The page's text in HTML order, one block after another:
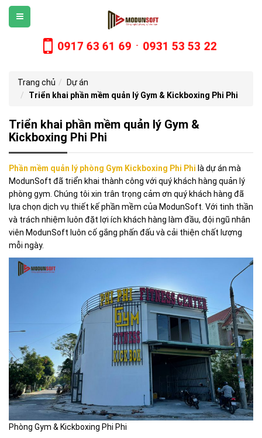
0917 63 61 69 - 0931 53 53 22
Trang chủ
Dự án
Triển khai phần mềm quản lý Gym & Kickboxing Phi Phi
Triển khai phần mềm quản lý Gym &
Kickboxing Phi Phi
Phần mềm quản lý phòng Gym Kickboxing Phi Phi là dự án mà
ModunSoft đã triển khai thành công với quý khách hàng quản lý
phòng gym. Chúng tôi xin trân trọng cảm ơn quý khách hàng đã
lựa chọn dịch vụ thiết kế phần mềm của ModunSoft. Với tinh thần
và trách nhiệm luôn đặt lợi ích khách hàng làm đầu, đội ngũ nhân
viên ModunSoft luôn cố gắng phấn đấu và cải thiện chất lượng
mỗi ngày.
Phòng Gym & Kickboxing Phi Phi